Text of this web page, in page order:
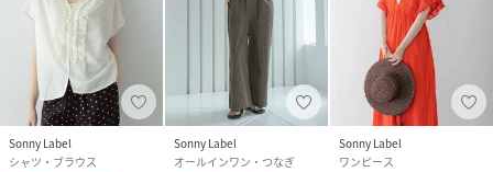
Sonny Label
シャツ・ブラウス
Sonny Label
オールインワン・つなぎ
Sonny Label
ワンピース